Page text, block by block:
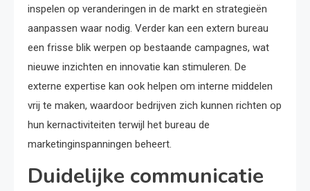
inspelen op veranderingen in de markt en strategieën
aanpassen waar nodig. Verder kan een extern bureau
een frisse blik werpen op bestaande campagnes, wat
nieuwe inzichten en innovatie kan stimuleren. De
externe expertise kan ook helpen om interne middelen
vrij te maken, waardoor bedrijven zich kunnen richten op
hun kernactiviteiten terwijl het bureau de
marketinginspanningen beheert.
Duidelijke communicatie